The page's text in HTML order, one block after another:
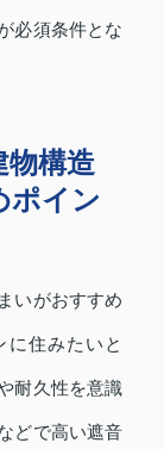
必須条件とな
構造
ポイン
いがおすすめ
に住みたいと
耐久性を意識
どで高い遮音